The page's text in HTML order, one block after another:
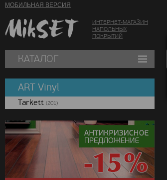
МОБИЛЬНАЯ ВЕРСИЯ
ИНТЕРНЕТ-МАГАЗИН
НАПОЛЬНЫХ
ПОКРЫТИЙ
КАТАЛОГ
ART Vinyl
Tarkett (201)